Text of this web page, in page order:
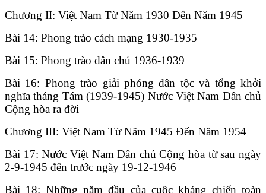
Chương II: Việt Nam Từ Năm 1930 Đến Năm 1945
Bài 14: Phong trào cách mạng 1930-1935
Bài 15: Phong trào dân chủ 1936-1939
Bài 16: Phong trào giải phóng dân tộc và tổng khởi
nghĩa tháng Tám (1939-1945) Nước Việt Nam Dân chủ
Cộng hòa ra đời
Chương III: Việt Nam Từ Năm 1945 Đến Năm 1954
Bài 17: Nước Việt Nam Dân chủ Cộng hòa từ sau ngày
2-9-1945 đến trước ngày 19-12-1946
Bài 18: Những năm đầu của cuộc kháng chiến toàn